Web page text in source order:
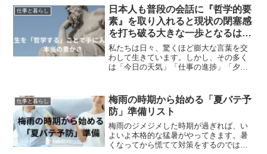
人であっても耐え難い出来事に直面する
ことはこれからも何度も経...
仕事と暮らし
日本人も普段の会話に『哲学的要
素』を取り入れると現状の閉塞感
を打ち破る大きな一歩となるはず
です
私たちは日々、驚くほど膨大な言葉を交
わして生きています。しかし、その多く
は「今日の天気」「仕事の進捗」「夕飯
始していないでしょうか。日本社会にお
いて、こうした日常会話は...
仕事と暮らし
梅雨の時期から始める「夏バテ予
防」準備リスト
梅雨のジメジメした時期が過ぎれば、い
よいよ本格的な猛暑がやってきます。暑
くなってから慌てて対策をするのではな